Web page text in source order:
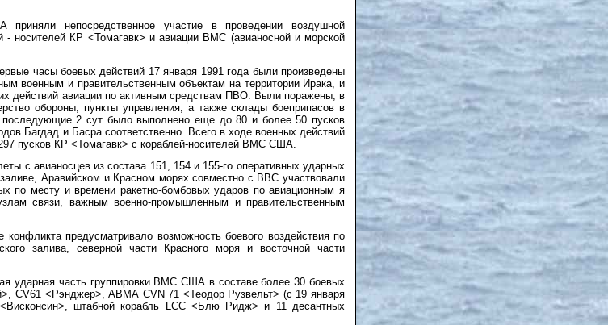
непосредственное участие в проведении воздушной
- носителей КР <Томагавк> и авиации ВМС (авианосной и морской
часы боевых действий 17 января 1991 года были произведены
военным и правительственным объектам на территории Ирака, и
действий авиации по активным средствам ПВО. Выли поражены, в
обороны, пункты управления, а также склады боеприпасов в
2 сут было выполнено еще до 80 и более 50 пусков
Багдад и Басра соответственно. Всего в ходе военных действий
пусков КР <Томагавк> с кораблей-носителей ВМС США.
с авианосцев из состава 151, 154 и 155-го оперативных ударных
Аравийском и Красном морях совместно с ВВС участвовали
по месту и времени ракетно-бомбовых ударов по авиационным я
связи, важным военно-промышленным и правительственным
предусматривало возможность боевого воздействия по
залива, северной части Красного моря и восточной части
ударная часть группировки ВМС США в составе более 30 боевых
CV61 <Рэнджер>, АВМА CVN 71 <Теодор Рузвельт> (с 19 января
штабной корабль LCC <Блю Ридж> и 11 десантных